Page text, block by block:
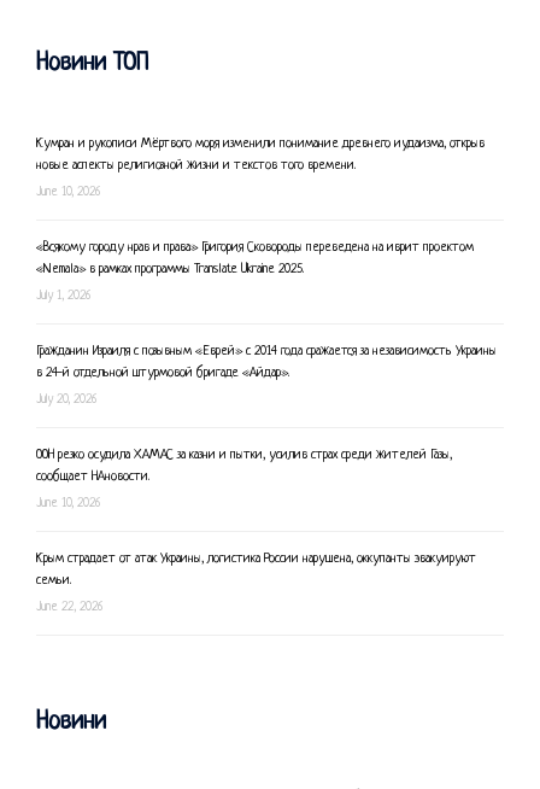
Новини ТОП
Кумран и рукописи Мёртвого моря изменили понимание древнего иудаизма, открыв
новые аспекты религиозной жизни и текстов того времени.
June 10, 2026
«Всякому городу нрав и права» Григория Сковороды переведена на иврит проектом
«Nemala» в рамках программы Translate Ukraine 2025.
July 1, 2026
Гражданин Израиля с позывным «Еврей» с 2014 года сражается за независимость Украины
в 24-й отдельной штурмовой бригаде «Айдар».
July 20, 2026
ООН резко осудила ХАМАС за казни и пытки, усилив страх среди жителей Газы,
сообщает НАновости.
June 10, 2026
Крым страдает от атак Украины, логистика России нарушена, оккупанты эвакуируют
семьи.
June 22, 2026
Новини